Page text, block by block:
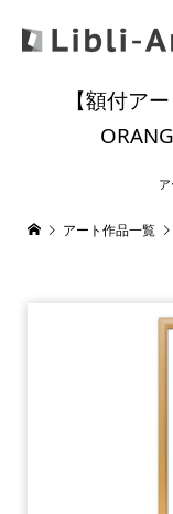
【額付ア
アート作品一覧